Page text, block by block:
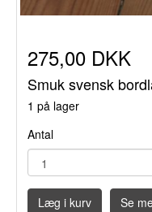
275,00 DKK
Smuk svensk
1 på lager
Antal
Læg i kurv Se